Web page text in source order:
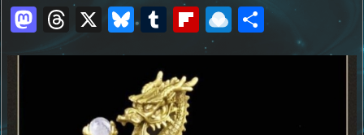
M T
d
X Bl
sk
y
T
m
bl
r
Fl
ip
R 共